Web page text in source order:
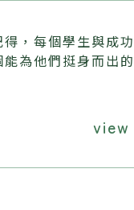
，每個學生與成
為他們挺身而出